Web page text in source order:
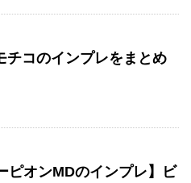
チコのインプレをまとめ
ピオンMDのインプレ】ビ